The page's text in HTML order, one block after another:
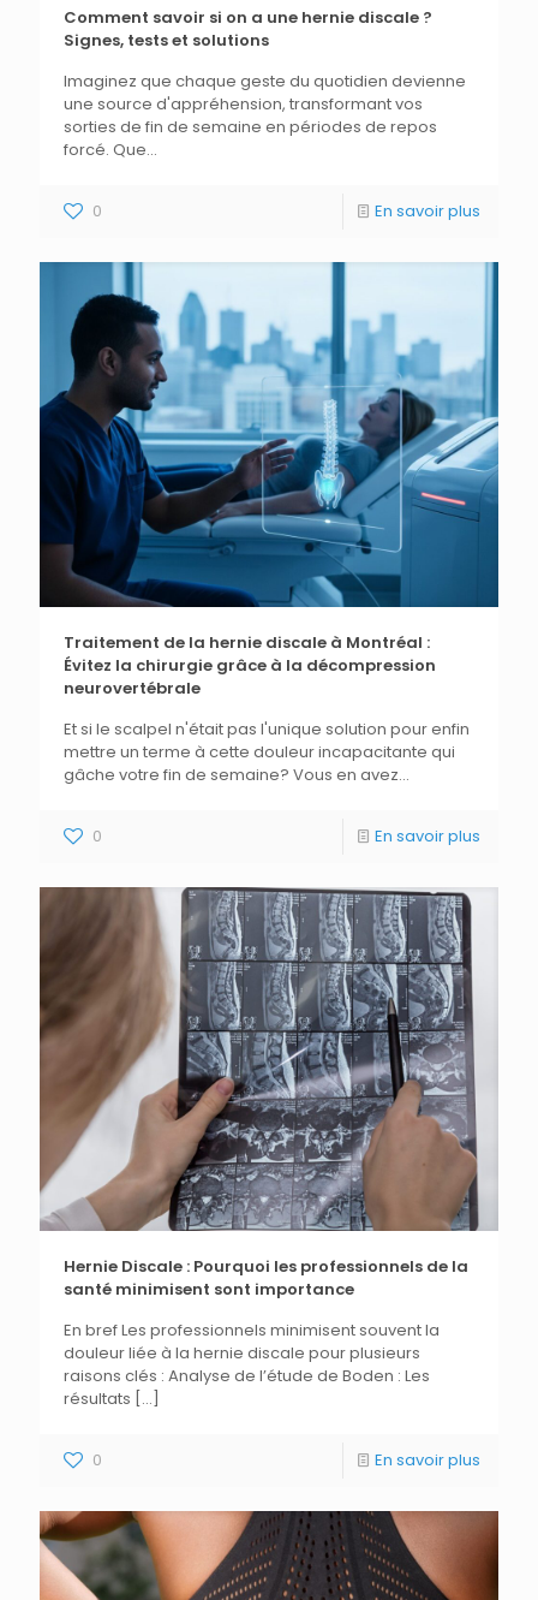
Comment savoir si on a une hernie discale ?
Signes, tests et solutions
Imaginez que chaque geste du quotidien devienne
une source d'appréhension, transformant vos
sorties de fin de semaine en périodes de repos
forcé. Que...
0 En savoir plus
Traitement de la hernie discale à Montréal :
Évitez la chirurgie grâce à la décompression
neurovertébrale
Et si le scalpel n'était pas l'unique solution pour enfin
mettre un terme à cette douleur incapacitante qui
gâche votre fin de semaine? Vous en avez...
0 En savoir plus
Hernie Discale : Pourquoi les professionnels de la
santé minimisent sont importance
En bref Les professionnels minimisent souvent la
douleur liée à la hernie discale pour plusieurs
raisons clés : Analyse de l’étude de Boden : Les
résultats […]
0 En savoir plus